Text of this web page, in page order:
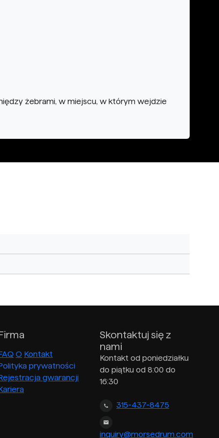
żebrami, w miejscu, w którym wejdzie
O Kontakt
prywatności
gwarancji
Skontaktuj się z
nami
Kontakt od poniedziałku
do piątku od 8:00 do
16:30
315-437-8475
inquiry@morsedrum.com